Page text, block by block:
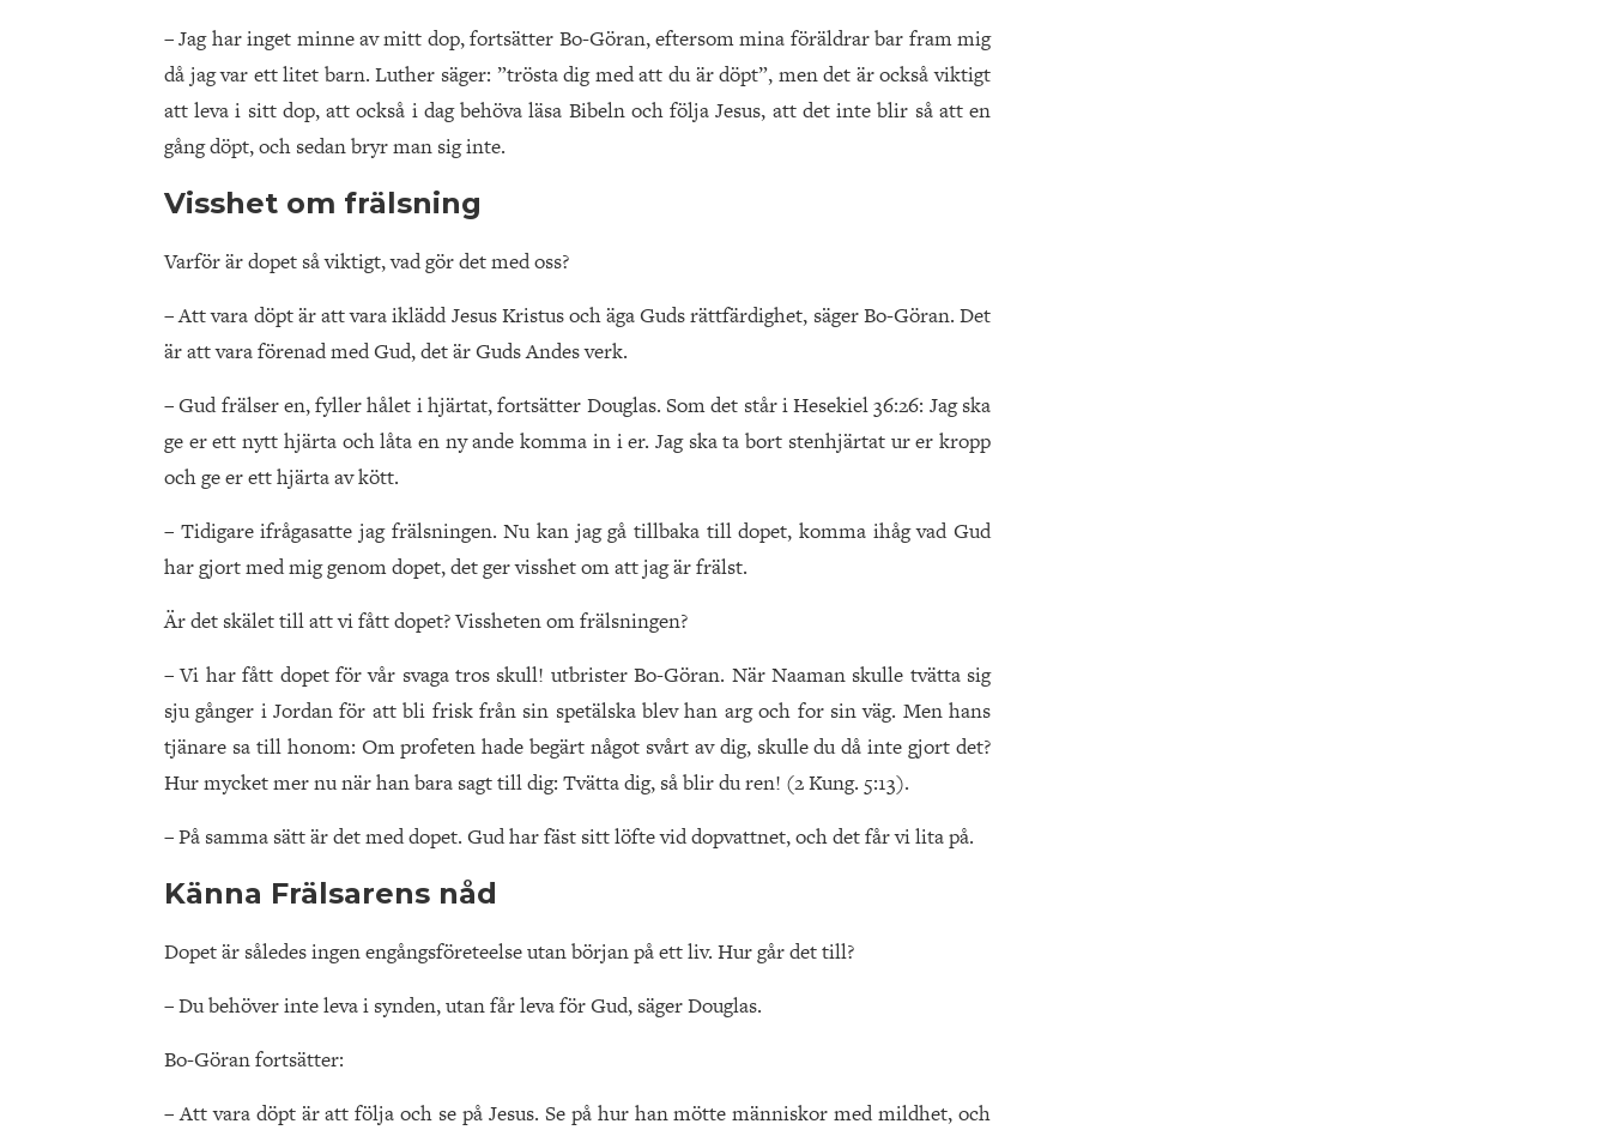
– Jag har inget minne av mitt dop, fortsätter Bo-Göran, eftersom mina föräldrar bar fram mig
då jag var ett litet barn. Luther säger: ”trösta dig med att du är döpt”, men det är också viktigt
att leva i sitt dop, att också i dag behöva läsa Bibeln och följa Jesus, att det inte blir så att en
gång döpt, och sedan bryr man sig inte.
Visshet om frälsning
Varför är dopet så viktigt, vad gör det med oss?
– Att vara döpt är att vara iklädd Jesus Kristus och äga Guds rättfärdighet, säger Bo-Göran. Det
är att vara förenad med Gud, det är Guds Andes verk.
– Gud frälser en, fyller hålet i hjärtat, fortsätter Douglas. Som det står i Hesekiel 36:26: Jag ska
ge er ett nytt hjärta och låta en ny ande komma in i er. Jag ska ta bort stenhjärtat ur er kropp
och ge er ett hjärta av kött.
– Tidigare ifrågasatte jag frälsningen. Nu kan jag gå tillbaka till dopet, komma ihåg vad Gud
har gjort med mig genom dopet, det ger visshet om att jag är frälst.
Är det skälet till att vi fått dopet? Vissheten om frälsningen?
– Vi har fått dopet för vår svaga tros skull! utbrister Bo-Göran. När Naaman skulle tvätta sig
sju gånger i Jordan för att bli frisk från sin spetälska blev han arg och for sin väg. Men hans
tjänare sa till honom: Om profeten hade begärt något svårt av dig, skulle du då inte gjort det?
Hur mycket mer nu när han bara sagt till dig: Tvätta dig, så blir du ren! (2 Kung. 5:13).
– På samma sätt är det med dopet. Gud har fäst sitt löfte vid dopvattnet, och det får vi lita på.
Känna Frälsarens nåd
Dopet är således ingen engångsföreteelse utan början på ett liv. Hur går det till?
– Du behöver inte leva i synden, utan får leva för Gud, säger Douglas.
Bo-Göran fortsätter:
– Att vara döpt är att följa och se på Jesus. Se på hur han mötte människor med mildhet, och